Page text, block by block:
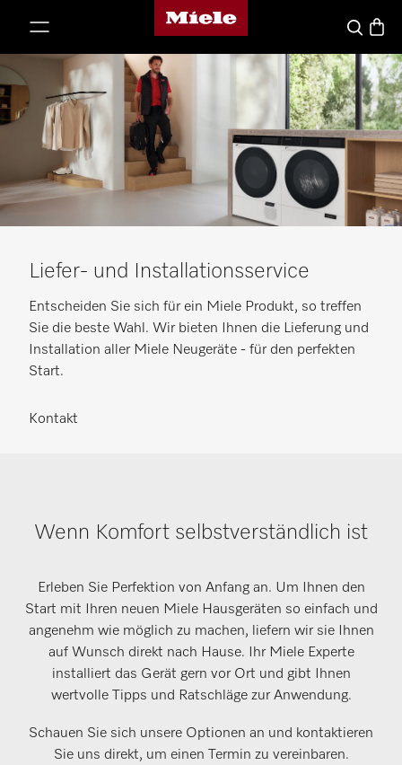
Miele-Homepage
Suche
Liefer- und Installationsservice
Entscheiden Sie sich für ein Miele Produkt, so treffen
Sie die beste Wahl. Wir bieten Ihnen die Lieferung und
Installation aller Miele Neugeräte - für den perfekten
Start.
Kontakt
Wenn Komfort selbstverständlich ist
Erleben Sie Perfektion von Anfang an. Um Ihnen den
Start mit Ihren neuen Miele Hausgeräten so einfach und
angenehm wie möglich zu machen, liefern wir sie Ihnen
auf Wunsch direkt nach Hause. Ihr Miele Experte
installiert das Gerät gern vor Ort und gibt Ihnen
wertvolle Tipps und Ratschläge zur Anwendung.
Schauen Sie sich unsere Optionen an und kontaktieren
Sie uns direkt, um einen Termin zu vereinbaren.